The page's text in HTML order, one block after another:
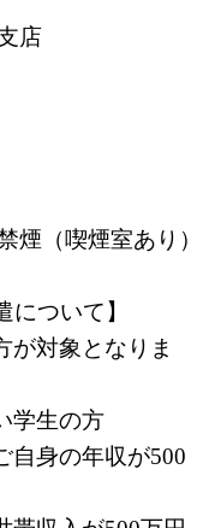
店
煙（喫煙室あり）
について】
が対象となりま
学生の方
身の年収が500